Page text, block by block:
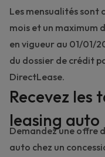
Les mensualités sont
mois et un maximum
en vigueur au 01/01/
du dossier de crédit
DirectLease.
Recevez les
leasing auto
Demandez une offre
auto chez un